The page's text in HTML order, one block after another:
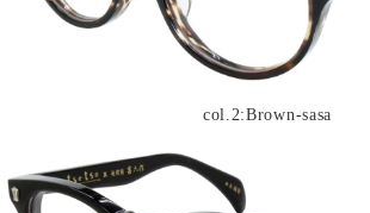
col.2:Brown-sasa